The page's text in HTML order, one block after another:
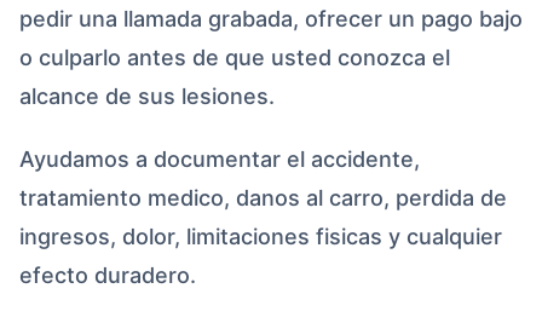
pedir una llamada grabada, ofrecer un pago bajo
o culparlo antes de que usted conozca el
alcance de sus lesiones.
Ayudamos a documentar el accidente,
tratamiento medico, danos al carro, perdida de
ingresos, dolor, limitaciones fisicas y cualquier
efecto duradero.